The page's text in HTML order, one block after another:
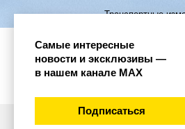
Транспортные
Самые интересные
новости и эксклюзивы —
в нашем канале МАХ
Подписаться